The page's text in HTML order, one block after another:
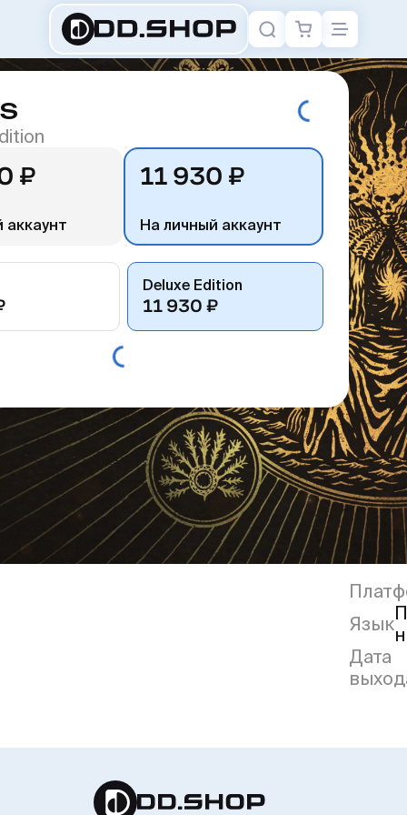
₽
аккаунт
11 930 ₽
На личный аккаунт
Deluxe Edition
11 930 ₽
Язык
Дата